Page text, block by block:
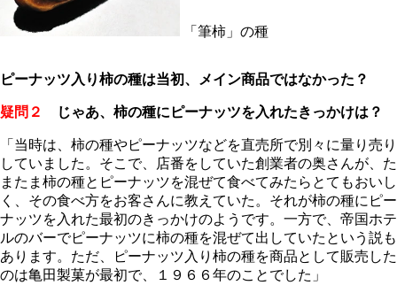
「筆柿」の種
ピーナッツ入り柿の種は当初、メイン商品ではなかった？
疑問２ じゃあ、柿の種にピーナッツを入れたきっかけは？
「当時は、柿の種やピーナッツなどを直売所で別々に量り売り
していました。そこで、店番をしていた創業者の奥さんが、た
またま柿の種とピーナッツを混ぜて食べてみたらとてもおいし
く、その食べ方をお客さんに教えていた。それが柿の種にピー
ナッツを入れた最初のきっかけのようです。一方で、帝国ホテ
ルのバーでピーナッツに柿の種を混ぜて出していたという説も
あります。ただ、ピーナッツ入り柿の種を商品として販売した
のは亀田製菓が最初で、１９６６年のことでした」